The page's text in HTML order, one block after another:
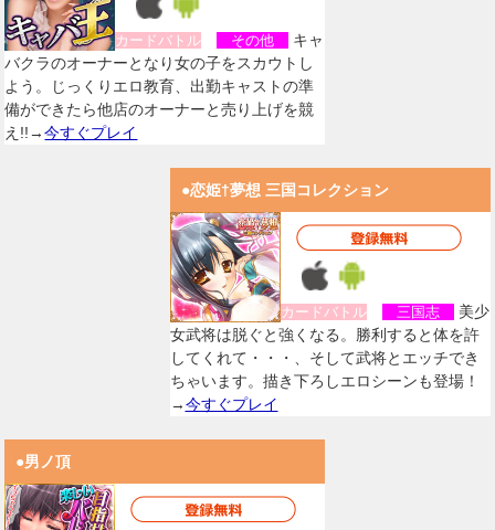
カードバトル その他
キャ
バクラのオーナーとなり女の子をスカウトし
よう。じっくりエロ教育、出勤キャストの準
備ができたら他店のオーナーと売り上げを競
え!!→今すぐプレイ
●恋姫†夢想 三国コレクション
カードバトル 三国志
美少
女武将は脱ぐと強くなる。勝利すると体を許
してくれて・・・、そして武将とエッチでき
ちゃいます。描き下ろしエロシーンも登場！
→今すぐプレイ
●男ノ頂